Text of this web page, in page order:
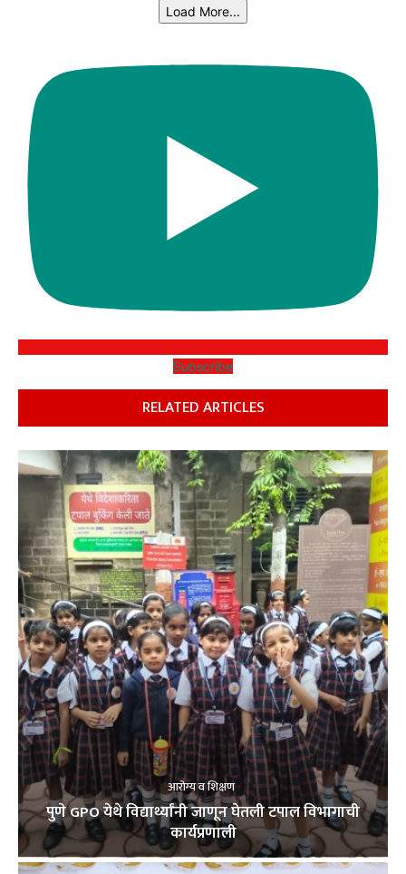
Load More...
Subscribe
RELATED ARTICLES
आरोग्य व शिक्षण
पुणे GPO येथे विद्यार्थ्यांनी जाणून घेतली टपाल विभागाची
कार्यप्रणाली